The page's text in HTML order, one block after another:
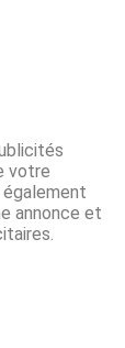
votre
annonce et